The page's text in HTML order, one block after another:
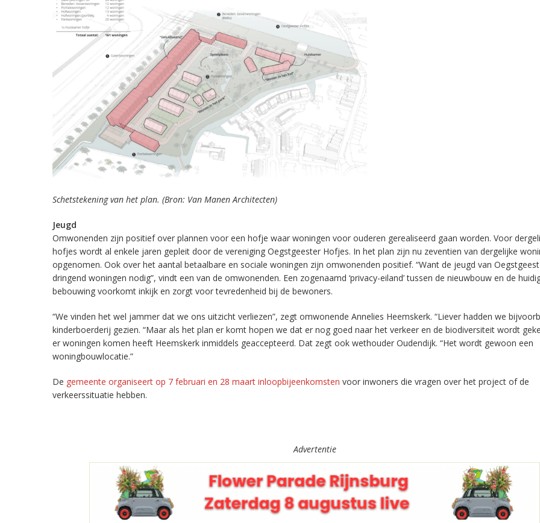
Schetstekening van het plan. (Bron: Van Manen Architecten)
Jeugd
Omwonenden zijn positief over plannen voor een hofje waar woningen voor ouderen gerealiseerd gaan worden. Voor
hofjes wordt al enkele jaren gepleit door de vereniging Oegstgeester Hofjes. In het plan zijn nu zeventien van dergelijke
opgenomen. Ook over het aantal betaalbare en sociale woningen zijn omwonenden positief. “Want de jeugd van
dringend woningen nodig”, vindt een van de omwonenden. Een zogenaamd ‘privacy-eiland’ tussen de nieuwbouw en de
bebouwing voorkomt inkijk en zorgt voor tevredenheid bij de bewoners.
“We vinden het wel jammer dat we ons uitzicht verliezen”, zegt omwonende Annelies Heemskerk. “Liever hadden we
kinderboerderij gezien. “Maar als het plan er komt hopen we dat er nog goed naar het verkeer en de biodiversiteit wordt
er woningen komen heeft Heemskerk inmiddels geaccepteerd. Dat zegt ook wethouder Oudendijk. “Het wordt gewoon een
woningbouwlocatie.”
De gemeente organiseert op 7 februari en 28 maart inloopbijeenkomsten voor inwoners die vragen over het project of de
verkeerssituatie hebben.
Advertentie